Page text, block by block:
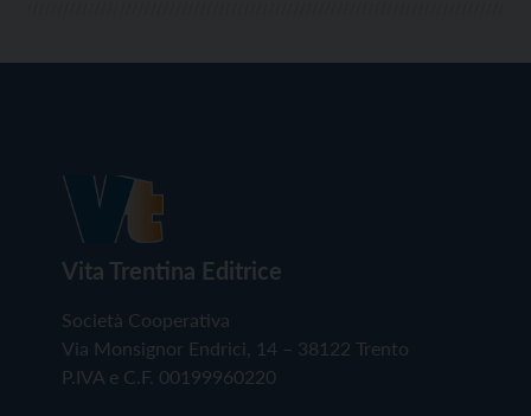
Vita Trentina Editrice
Società Cooperativa
Via Monsignor Endrici, 14 – 38122 Trento
P.IVA e C.F. 00199960220